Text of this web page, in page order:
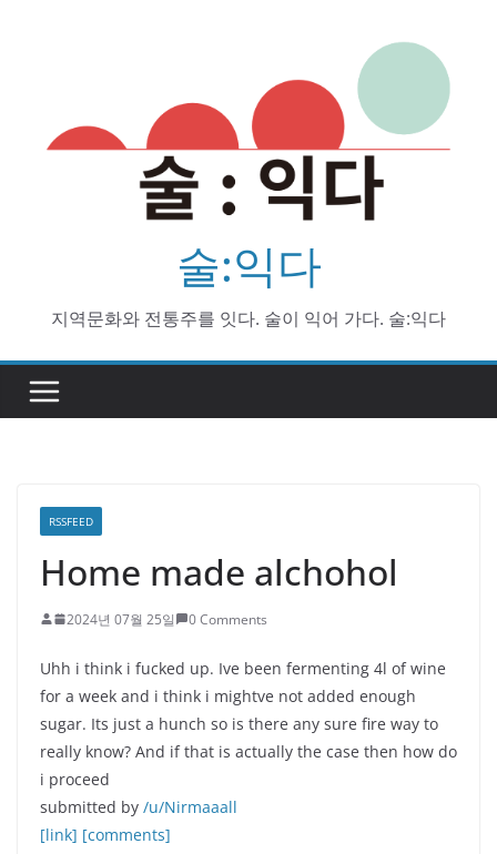
술:익다
지역문화와 전통주를 잇다. 술이 익어 가다. 술:익다
RSSFEED
Home made alchohol
2024년 07월 25일 0 Comments
Uhh i think i fucked up. Ive been fermenting 4l of wine
for a week and i think i mightve not added enough
sugar. Its just a hunch so is there any sure fire way to
really know? And if that is actually the case then how do
i proceed
submitted by /u/Nirmaaall
[link] [comments]